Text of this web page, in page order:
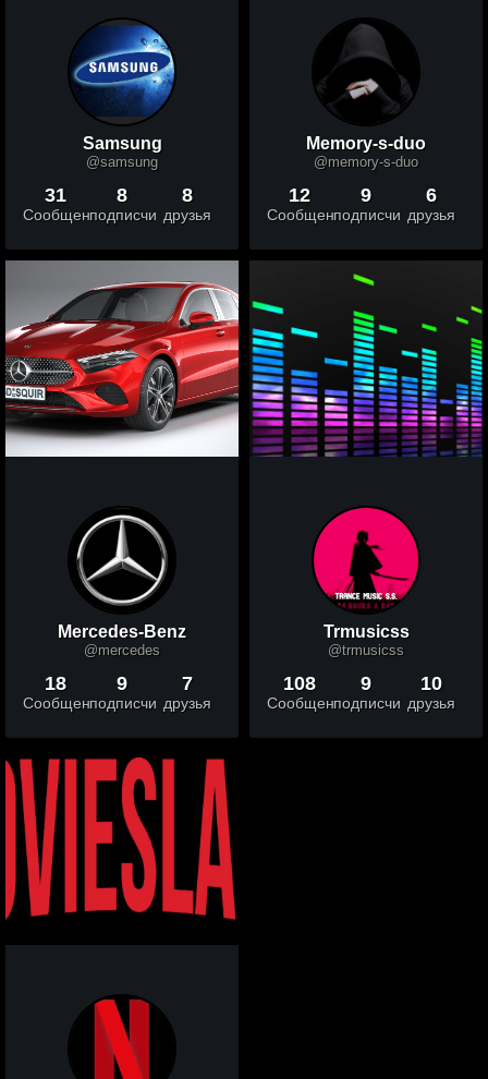
Samsung
@samsung
31
Сообщений
8
подписчики
8
друзья
Memory-s-duo
@memory-s-duo
12
Сообщений
9
подписчики
6
друзья
Mercedes-Benz
@mercedes
18
Сообщений
9
подписчики
7
друзья
Trmusicss
@trmusicss
108
Сообщений
9
подписчики
10
друзья